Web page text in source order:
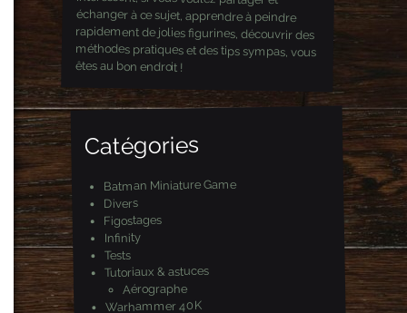
êtes au bon endroit !
Catégories
Batman Miniature Game
Divers
Figostages
Infinity
Tests
Tutoriaux & astuces
Aérographe
Warhammer 40K